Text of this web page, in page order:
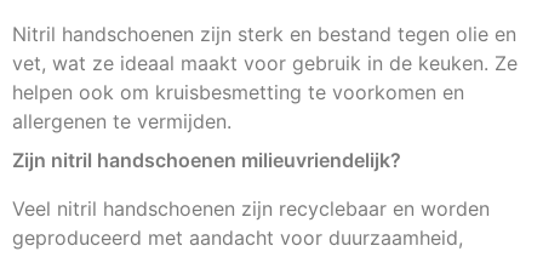
Nitril handschoenen zijn sterk en bestand tegen olie en
vet, wat ze ideaal maakt voor gebruik in de keuken. Ze
helpen ook om kruisbesmetting te voorkomen en
allergenen te vermijden.
Zijn nitril handschoenen milieuvriendelijk?
Veel nitril handschoenen zijn recyclebaar en worden
geproduceerd met aandacht voor duurzaamheid,